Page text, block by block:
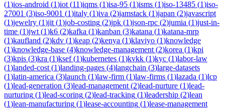
(1)ios-android (1)iot (11)iqms (1)isa-95 (1)isms (1)iso-13485 (1)iso-
27001 (3)iso-9001 (1)italy (1)iva (2)jamstack (1)japan (2)javascript
(1)jewelry (1)jit (1)job-costing (2)jpk (1)json-rpc (2)jumia (1)just-in-
time (1)jwt (1)k6 (2)kafka (1)kanban (3)katana (1)katana-mrp
(1)kaufland (2)kdv (1)keap (2)kenya (1)klaviyo (1)knowledge
(1)knowledge-base (4)knowledge-management (2)korea (1)kpi
(3)kpis (3)kra (1)ksef(1)kubernetes (1)kvkk (1)kyc (1)labor-law
(1)landed-cost (1)landing-pages (4)langchain (3)large-datasets
(1)latin-america (3)launch (1)law-firm (1)law-firms (1)lazada (1)lcp
(1)lead-generation (3)lead-management (2)lead-nurture (1)lead-
nurturing (1)lead-scoring (2)lead-tracking (1)leadership (2)lean
(1)lean-manufacturing (1)lease-accounting (1)lease-management